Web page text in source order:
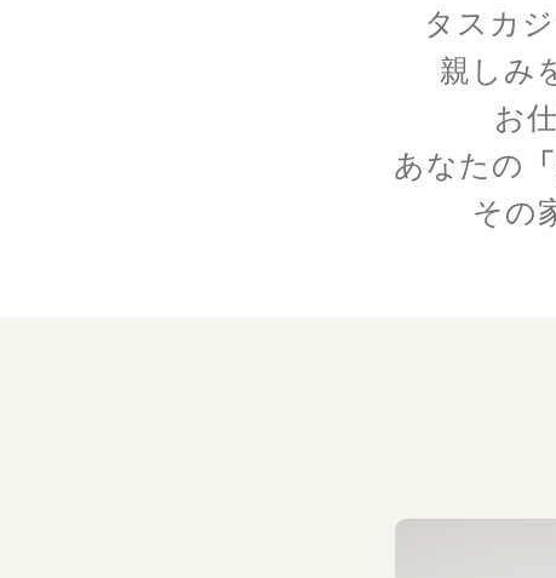
タスカ
親しみ
お
あなたの
その